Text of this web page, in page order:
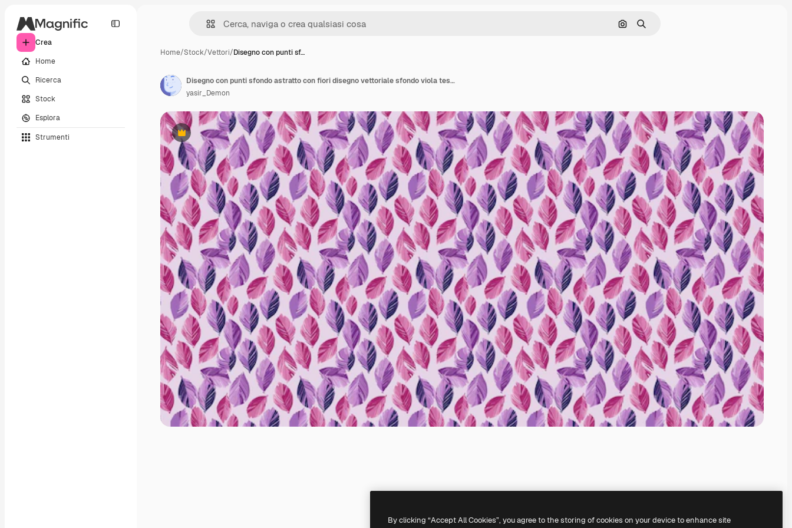
Crea
Home
Ricerca
Stock
Esplora
Strumenti
Cerca per immagine
Ricerca
Home/Stock/Vettori/Disegno con punti sf…
Premium
Disegno con punti sfondo astratto con fiori disegno vettoriale sfondo viola testurato con
yasir_Demon
By clicking “Accept All Cookies”, you agree to the storing of cookies on your device to enhance site